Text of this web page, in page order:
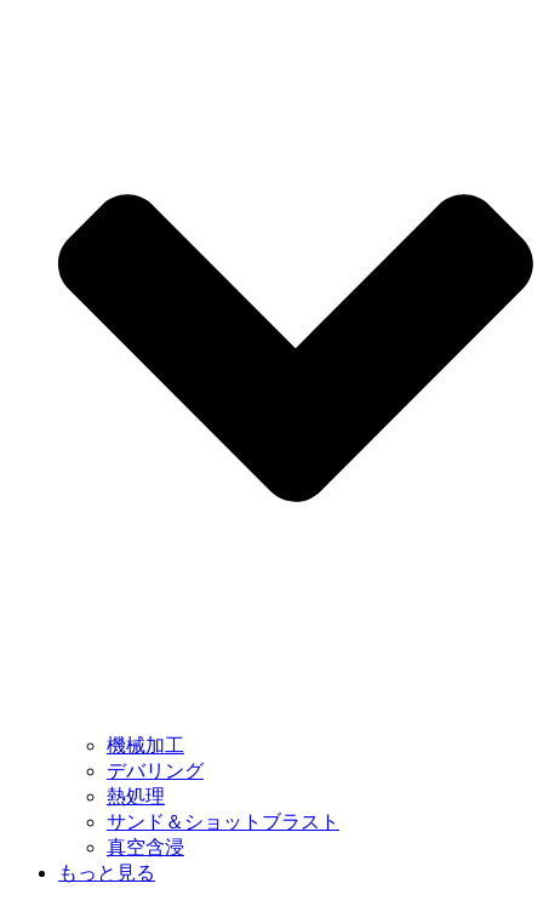
機械加工
デバリング
熱処理
サンド＆ショットブラスト
真空含浸
もっと見る